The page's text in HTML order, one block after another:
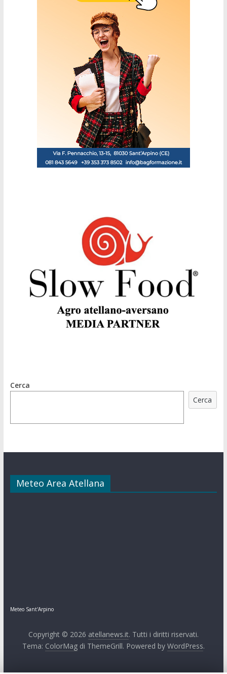
Cerca
Cerca
Meteo Area Atellana
Meteo Sant'Arpino
Copyright © 2026 atellanews.it. Tutti i diritti riservati.
Tema: ColorMagdi ThemeGrill. Powered by WordPress.